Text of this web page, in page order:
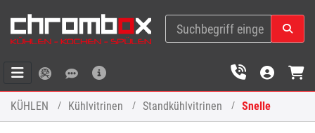
KÜHLEN Kühlvitrinen Standkühlvitrinen Snelle